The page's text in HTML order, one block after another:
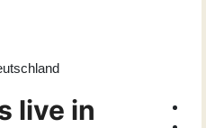
live in